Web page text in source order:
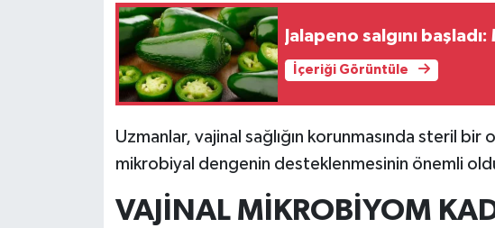
Jalapeno salgını
İçeriği Görüntüle
Uzmanlar, vajinal sağlığın korunmasında steril
mikrobiyal dengenin desteklenmesinin önemli
VAJİNAL MİKROBİYOM
Kültür Sanat